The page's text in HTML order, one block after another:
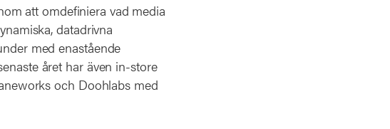
att omdefiniera vad media
datadrivna
med enastående
året har även in-store
och Doohlabs med